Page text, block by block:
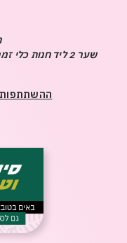
שער 2 ליד חנות כלי זמר קומה 1 בניין B (נקודת המפגש